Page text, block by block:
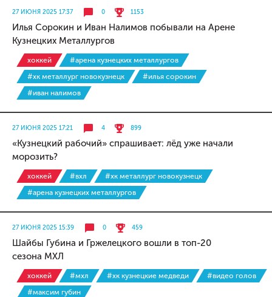
27 ИЮНЯ 2025 17:37 0 1153
Илья Сорокин и Иван Налимов побывали на Арене
Кузнецких Металлургов
хоккей
#арена кузнецких металлургов
#хк металлург новокузнецк
#илья сорокин
#иван налимов
27 ИЮНЯ 2025 17:21 4 899
«Кузнецкий рабочий» спрашивает: лёд уже начали
морозить?
хоккей #вхл
#хк металлург новокузнецк
#арена кузнецких металлургов
27 ИЮНЯ 2025 15:39 0 459
Шайбы Губина и Гржелецкого вошли в топ-20
сезона МХЛ
хоккей #мхл #хк кузнецкие медведи
#видео голов
#максим губин